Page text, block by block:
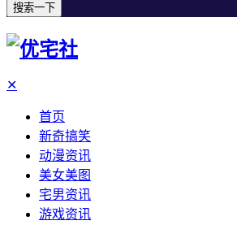
搜索一下
✕
首页
新奇搞笑
动漫资讯
美女美图
宅男资讯
游戏资讯